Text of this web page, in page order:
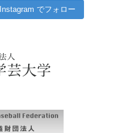
Instagram でフォロー